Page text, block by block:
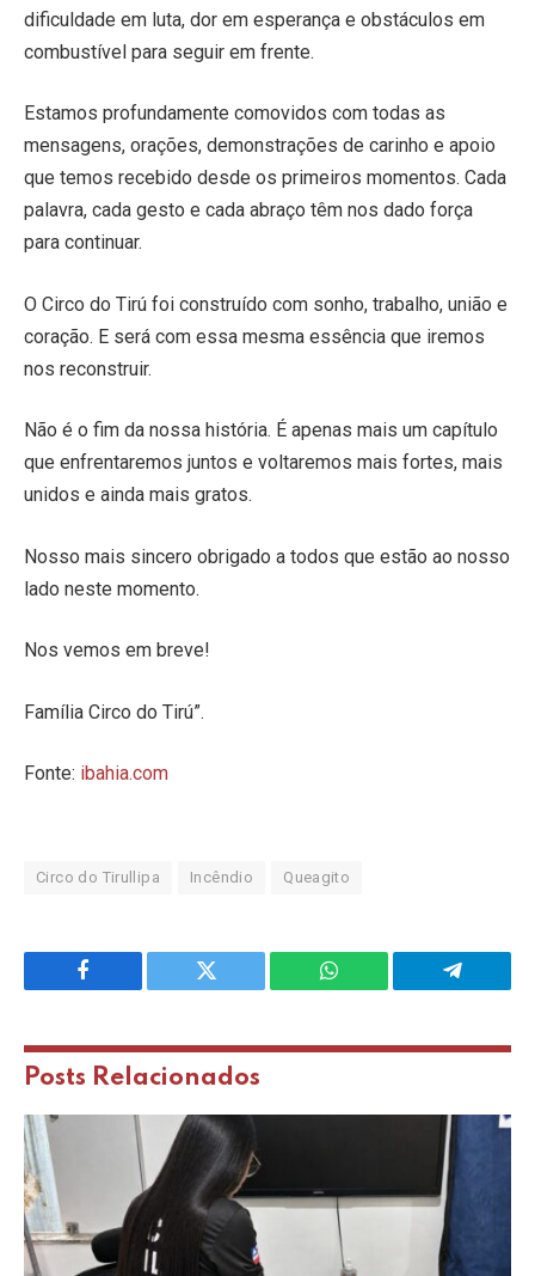
dificuldade em luta, dor em esperança e obstáculos em
combustível para seguir em frente.
Estamos profundamente comovidos com todas as
mensagens, orações, demonstrações de carinho e apoio
que temos recebido desde os primeiros momentos. Cada
palavra, cada gesto e cada abraço têm nos dado força
para continuar.
O Circo do Tirú foi construído com sonho, trabalho, união e
coração. E será com essa mesma essência que iremos
nos reconstruir.
Não é o fim da nossa história. É apenas mais um capítulo
que enfrentaremos juntos e voltaremos mais fortes, mais
unidos e ainda mais gratos.
Nosso mais sincero obrigado a todos que estão ao nosso
lado neste momento.
Nos vemos em breve!
Família Circo do Tirú”.
Fonte: ibahia.com
Circo do Tirullipa Incêndio Queagito
Facebook Twitter WhatsApp Telegram
Posts Relacionados